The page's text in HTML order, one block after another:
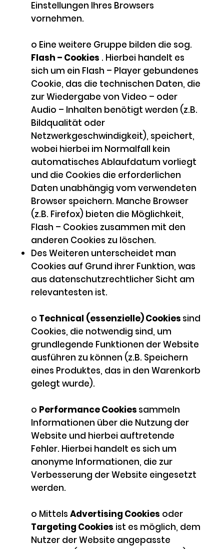
Einstellungen Ihres Browsers
vornehmen.
o Eine weitere Gruppe bilden die sog.
Flash – Cookies . Hierbei handelt es
sich um ein Flash – Player gebundenes
Cookie, das die technischen Daten, die
zur Wiedergabe von Video – oder
Audio – Inhalten benötigt werden (z.B.
Bildqualität oder
Netzwerkgeschwindigkeit), speichert,
wobei hierbei im Normalfall kein
automatisches Ablaufdatum vorliegt
und die Cookies die erforderlichen
Daten unabhängig vom verwendeten
Browser speichern. Manche Browser
(z.B. Firefox) bieten die Möglichkeit,
Flash – Cookies zusammen mit den
anderen Cookies zu löschen.
Des Weiteren unterscheidet man
Cookies auf Grund ihrer Funktion, was
aus datenschutzrechtlicher Sicht am
relevantesten ist.
o Technical (essenzielle) Cookies sind
Cookies, die notwendig sind, um
grundlegende Funktionen der Website
ausführen zu können (z.B. Speichern
eines Produktes, das in den Warenkorb
gelegt wurde).
o Performance Cookies sammeln
Informationen über die Nutzung der
Website und hierbei auftretende
Fehler. Hierbei handelt es sich um
anonyme Informationen, die zur
Verbesserung der Website eingesetzt
werden.
o Mittels Advertising Cookies oder
Targeting Cookies ist es möglich, dem
Nutzer der Website angepasste